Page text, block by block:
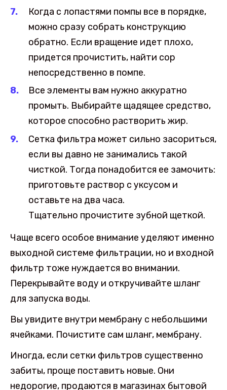
Когда с лопастями помпы все в порядке,
можно сразу собрать конструкцию
обратно. Если вращение идет плохо,
придется прочистить, найти сор
непосредственно в помпе.
Все элементы вам нужно аккуратно
промыть. Выбирайте щадящее средство,
которое способно растворить жир.
Сетка фильтра может сильно засориться,
если вы давно не занимались такой
чисткой. Тогда понадобится ее замочить:
приготовьте раствор с уксусом и
оставьте на два часа.
Тщательно прочистите зубной щеткой.
Чаще всего особое внимание уделяют именно
выходной системе фильтрации, но и входной
фильтр тоже нуждается во внимании.
Перекрывайте воду и откручивайте шланг
для запуска воды.
Вы увидите внутри мембрану с небольшими
ячейками. Почистите сам шланг, мембрану.
Иногда, если сетки фильтров существенно
забиты, проще поставить новые. Они
недорогие, продаются в магазинах бытовой